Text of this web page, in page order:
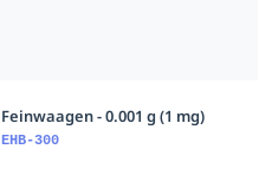
Feinwaagen - 0.001 g (1 mg)
EHB-300